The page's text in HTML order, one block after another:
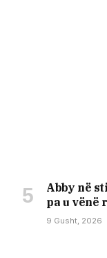
Abby në
pa u vënë
9 Gusht, 2026